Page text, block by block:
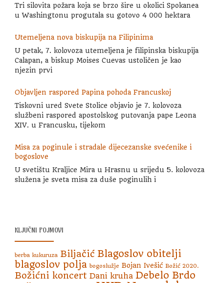
Tri silovita požara koja se brzo šire u okolici Spokanea
u Washingtonu progutala su gotovo 4 000 hektara
Utemeljena nova biskupija na Filipinima
U petak, 7. kolovoza utemeljena je filipinska biskupija
Calapan, a biskup Moises Cuevas ustoličen je kao
njezin prvi
Objavljen raspored Papina pohoda Francuskoj
Tiskovni ured Svete Stolice objavio je 7. kolovoza
službeni raspored apostolskog putovanja pape Leona
XIV. u Francusku, tijekom
Misa za poginule i stradale dijecezanske svećenike i
bogoslove
U svetištu Kraljice Mira u Hrasnu u srijedu 5. kolovoza
služena je sveta misa za duše poginulih i
KLJUČNI POJMOVI
berba kukuruza Biljačić Blagoslov obitelji
blagoslov polja bogoslužje Bojan Ivešić Božić 2020.
Božićni koncert Dani kruha Debelo Brdo